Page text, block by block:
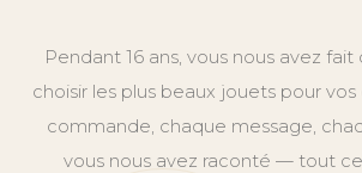
Pendant 16 ans, vous nous avez
choisir les plus beaux jouets pour
commande, chaque message,
vous nous avez raconté — tout